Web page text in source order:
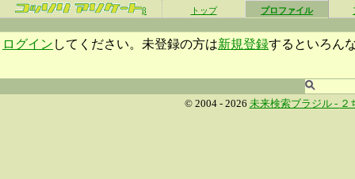
β トップ プロファイル
ログイン してください。未登録の方は新規登録するといろん
© 2004 - 2026 未来検索ブラジル - ２